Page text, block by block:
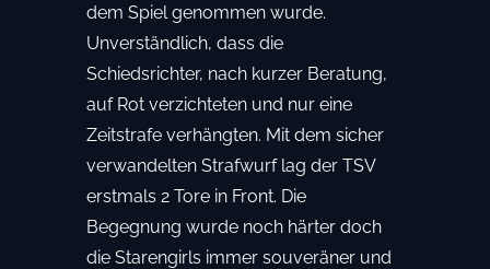
dem Spiel genommen wurde.
Unverständlich, dass die
Schiedsrichter, nach kurzer Beratung,
auf Rot verzichteten und nur eine
Zeitstrafe verhängten. Mit dem sicher
verwandelten Strafwurf lag der TSV
erstmals 2 Tore in Front. Die
Begegnung wurde noch härter doch
die Starengirls immer souveräner und